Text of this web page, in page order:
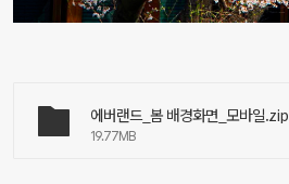
에버랜드_봄 배경화면_모바일.zip
19.77MB